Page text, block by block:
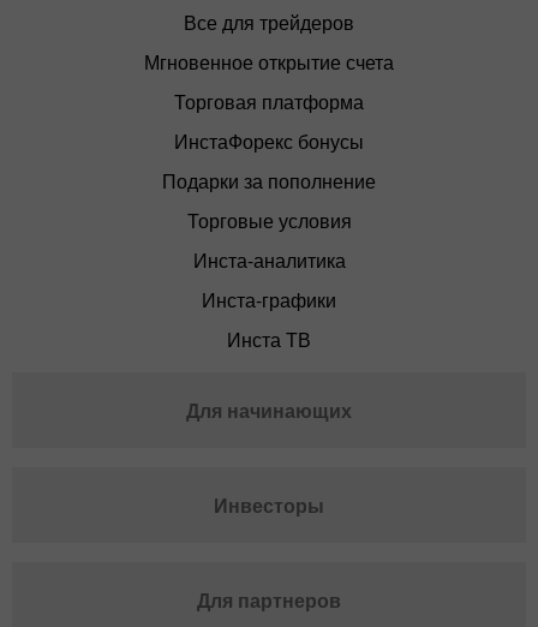
Все для трейдеров
Мгновенное открытие счета
Торговая платформа
ИнстаФорекс бонусы
Подарки за пополнение
Торговые условия
Инста-аналитика
Инста-графики
Инста ТВ
Для начинающих
Инвесторы
Для партнеров